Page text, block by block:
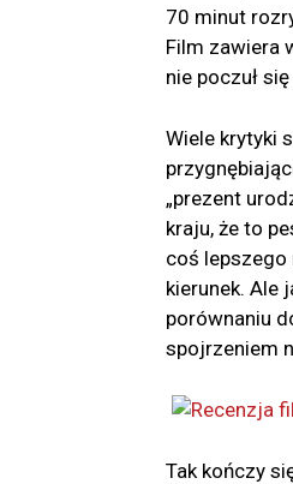
70 minut
Film zawiera
nie poczuł
Wiele krytyki
„prezent
kraju, że to
coś lepszego
kierunek. Ale
porównaniu
spojrzeniem
Tak kończy